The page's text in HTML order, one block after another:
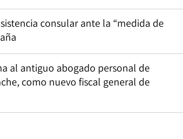
consular ante la “medida de
al antiguo abogado personal de
como nuevo fiscal general de